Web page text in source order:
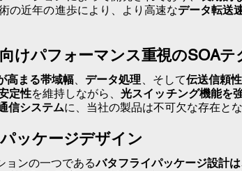
の近年の進歩により、より高速なデータ転送
けパフォーマンス重視のSOAテ
高まる帯域幅、 データ処理 、そして伝送信頼性
定性を維持しながら、光スイッチング機能を
信システムに、当社の製品は不可欠な存在と
ッケージデザイン
ョンの一つであるバタフライパッケージ設計